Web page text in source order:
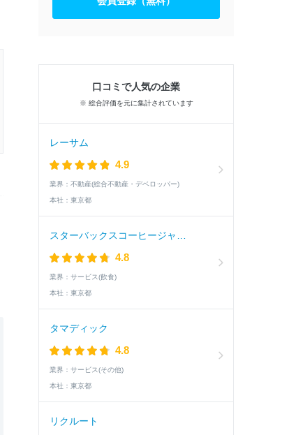
口コミで人気の企業
※ 総合評価を元に集計されています
レーサム
4.9
業界： 不動産(総合不動産・デベロッパー)
本社： 東京都
4.8
業界： サービス(飲食)
本社： 東京都
タマディック
4.8
業界： サービス(その他)
本社： 東京都
リクルート